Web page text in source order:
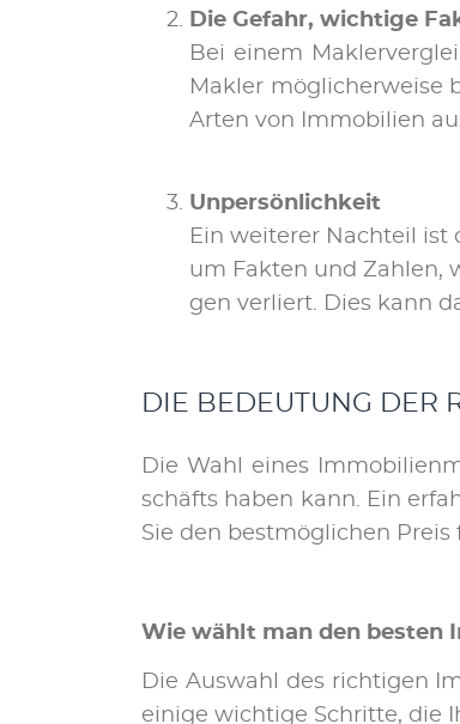
Die Ge­fahr, wich­ti­ge
Bei ei­nem
Mak­ler mög­li­cher­wei­se
Ar­ten von Im­mo­bi­li­en
Un­per­sön­lich­keit
Ein wei­te­rer Nach­teil ist
um Fak­ten und Zah­len,
gen ver­liert. Dies kann
DIE BE­DEU­TUNG DER
Die Wahl ei­nes
schäfts ha­ben kann. Ein
Sie den best­mög­li­chen
Wie wählt man den bes­ten
Die Aus­wahl des rich­ti­gen
ei­ni­ge wich­ti­ge Schrit­te, die